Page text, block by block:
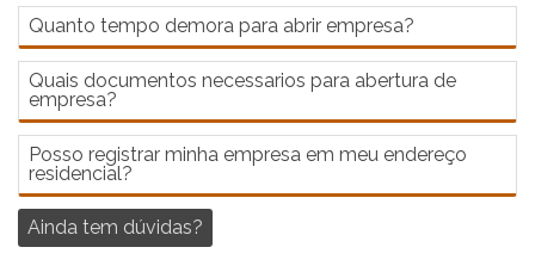
Quanto tempo demora para abrir empresa?
Quais documentos necessarios para abertura de
empresa?
Posso registrar minha empresa em meu endereço
residencial?
Ainda tem dúvidas?